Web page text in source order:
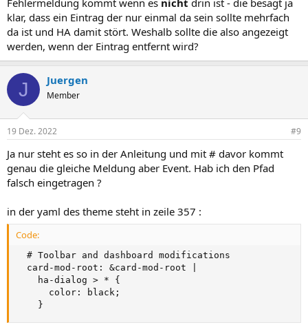
Fehlermeldung kommt wenn es nicht drin ist - die besagt ja
klar, dass ein Eintrag der nur einmal da sein sollte mehrfach
da ist und HA damit stört. Weshalb sollte die also angezeigt
werden, wenn der Eintrag entfernt wird?
J Juergen
Member
19 Dez. 2022 #9
Ja nur steht es so in der Anleitung und mit # davor kommt
genau die gleiche Meldung aber Event. Hab ich den Pfad
falsch eingetragen ?
in der yaml des theme steht in zeile 357 :
Code:
  # Toolbar and dashboard modifications
  card-mod-root: &card-mod-root |
    ha-dialog > * {
      color: black;
    }